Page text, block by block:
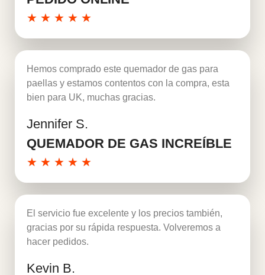
★ ★ ★ ★ ★
Hemos comprado este quemador de gas para
paellas y estamos contentos con la compra, esta
bien para UK, muchas gracias.
Jennifer S.
QUEMADOR DE GAS INCREÍBLE
★ ★ ★ ★ ★
El servicio fue excelente y los precios también,
gracias por su rápida respuesta. Volveremos a
hacer pedidos.
Kevin B.